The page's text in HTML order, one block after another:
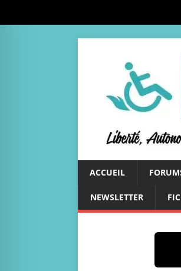
ACCUEIL
NEWSLETTER